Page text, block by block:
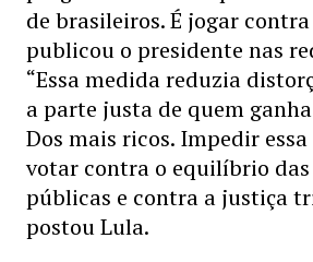
de brasileiros. É jogar contra
publicou o presidente nas
“Essa medida reduzia
a parte justa de quem
Dos mais ricos. Impedir essa
votar contra o equilíbrio
públicas e contra a justiça
postou Lula.